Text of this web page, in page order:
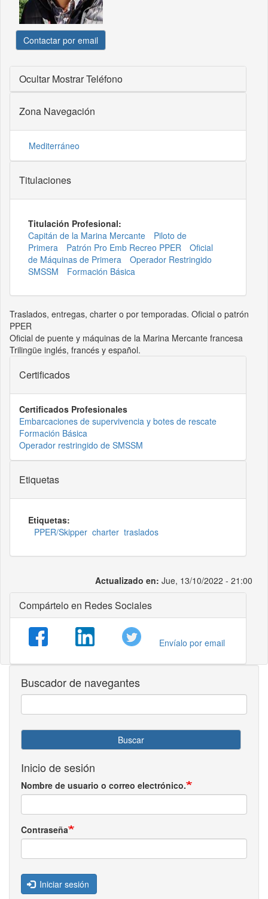
Contactar por email
Ocultar Mostrar Teléfono
Zona Navegación
Mediterráneo
Titulaciones
Titulación Profesional:
Capitán de la Marina Mercante
Piloto de
Primera
Patrón Pro Emb Recreo PPER
Oficial
de Máquinas de Primera
Operador Restringido
SMSSM
Formación Básica
Traslados, entregas, charter o por temporadas. Oficial o patrón
PPER
Oficial de puente y máquinas de la Marina Mercante francesa
Trilingüe inglés, francés y español.
Certificados
Certificados Profesionales
Embarcaciones de supervivencia y botes de rescate
Formación Básica
Operador restringido de SMSSM
Etiquetas
Etiquetas:
PPER/Skipper charter traslados
Actualizado en: Jue, 13/10/2022 - 21:00
Compártelo en Redes Sociales
Envíalo por email
Buscador de navegantes
Buscar
Inicio de sesión
Nombre de usuario o correo electrónico.
Contraseña
Iniciar sesión